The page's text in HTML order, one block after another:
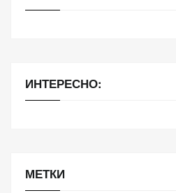
ИНТЕРЕСНО:
МЕТКИ